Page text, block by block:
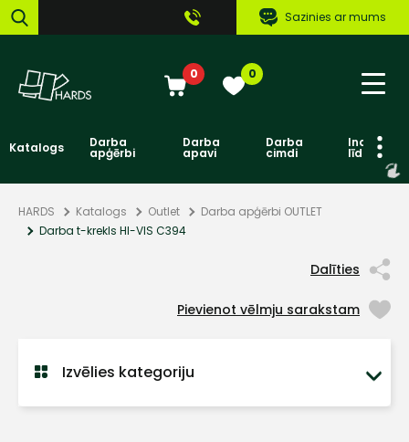
Sazinies ar mums
0 0
Katalogs Darba
apģērbi
Darba
apavi
Darba
cimdi līdzekļi
HARDS Katalogs Outlet
Darba apģērbi OUTLET
Darba t-krekls HI-VIS C394
Dalīties
Pievienot vēlmju sarakstam
Izvēlies kategoriju